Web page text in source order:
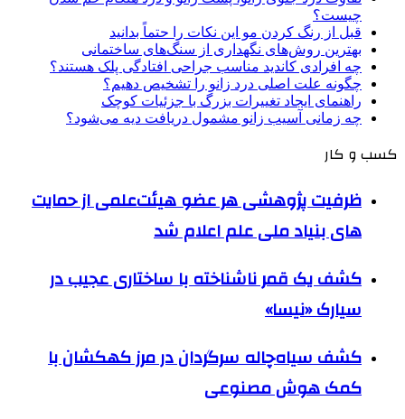
چیست؟
قبل از رنگ کردن مو این نکات را حتماً بدانید
بهترین روش‌های نگهداری از سنگ‌های ساختمانی
چه افرادی کاندید مناسب جراحی افتادگی پلک هستند؟
چگونه علت اصلی درد زانو را تشخیص دهیم؟
راهنمای ایجاد تغییرات بزرگ با جزئیات کوچک
چه زمانی آسیب زانو مشمول دریافت دیه می‌شود؟
کسب و کار
ظرفیت پژوهشی هر عضو هیئت‌علمی از حمایت
های بنیاد ملی علم اعلام شد
کشف یک قمر ناشناخته با ساختاری عجیب در
سیارک «نیسا»
کشف سیاه‌چاله سرگردان در مرز کهکشان با
کمک هوش مصنوعی